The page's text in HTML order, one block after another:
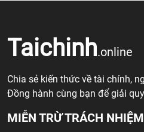
Taichinh.online
Chia sẻ kiến thức về tài chính,
Đồng hành cùng bạn để giải
MIỄN TRỪ TRÁCH NHIỆM